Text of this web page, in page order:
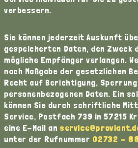
verbessern.
Sie können jederzeit Auskunft
gespeicherten Daten, den Zweck
mögliche Empfänger verlangen.
nach Maßgabe der gesetzlichen
Recht auf Berichtigung,
personenbezogenen Daten. Ein
können Sie durch schriftliche
Service, Postfach 739 in 57215
eine E-Mail an
unter der Rufnummer 02732 -